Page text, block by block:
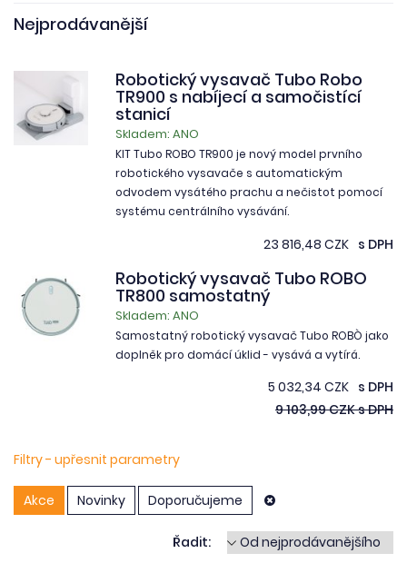
Nejprodávanější
Robotický vysavač Tubo Robo
TR900 s nabíjecí a samočistící
stanicí
Skladem: ANO
KIT Tubo ROBO TR900 je nový model prvního
robotického vysavače s automatickým
odvodem vysátého prachu a nečistot pomocí
systému centrálního vysávání.
23 816,48 CZK s DPH
Robotický vysavač Tubo ROBO
TR800 samostatný
Skladem: ANO
Samostatný robotický vysavač Tubo ROBÒ jako
doplněk pro domácí úklid - vysává a vytírá.
5 032,34 CZK s DPH
9 103,99 CZK s DPH
Filtry - upřesnit parametry
Akce Novinky Doporučujeme
Řadit: